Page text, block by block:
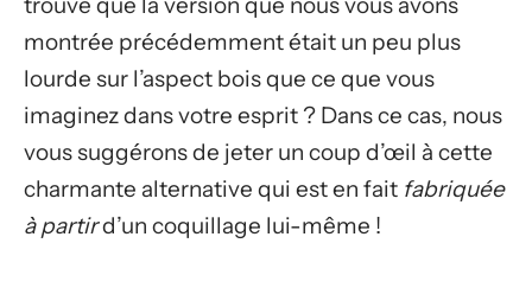
montrée précédemment était un peu plus
lourde sur l’aspect bois que ce que vous
imaginez dans votre esprit ? Dans ce cas, nous
vous suggérons de jeter un coup d’œil à cette
charmante alternative qui est en fait fabriquée
à partird’un coquillage lui-même !